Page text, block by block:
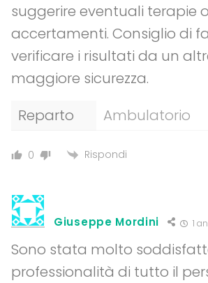
suggerire eventuali terapie
accertamenti. Consiglio di
verificare i risultati da un
maggiore sicurezza.
Reparto
Ambulatorio
0 Rispondi
Giuseppe Mordini 1
Sono stata molto
professionalità di tutto il